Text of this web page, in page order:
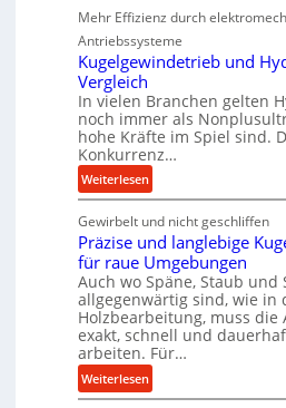
e
r
f
o
r
m
a
n
c
e
b
e
i
m
D
r
ü
c
k
Mehr Effizienz durch
Antriebssysteme
Kugelgewindetrieb und
Vergleich
In vielen Branchen gelten
noch immer als
hohe Kräfte im Spiel sind.
Konkurrenz…
Weiterlesen:
K
u
g
e
l
g
e
w
i
n
Gewirbelt und nicht geschliffen
Präzise und langlebige
für raue Umgebungen
Auch wo Späne, Staub und
allgegenwärtig sind, wie in
Holzbearbeitung, muss
exakt, schnell und
arbeiten. Für…
Weiterlesen:
P